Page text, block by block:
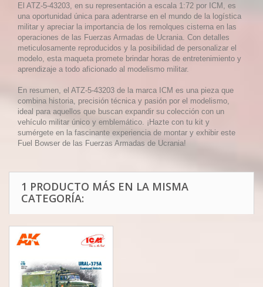
El ATZ-5-43203, en su representación a escala 1:72 por ICM, es
una oportunidad única para adentrarse en el mundo de la logística
militar y apreciar la importancia de los remolques cisterna en las
operaciones de las Fuerzas Armadas de Ucrania. Con detalles
meticulosamente reproducidos y la posibilidad de personalizar el
modelo, esta maqueta promete brindar horas de entretenimiento y
aprendizaje a todo aficionado al modelismo militar.
En resumen, el ATZ-5-43203 de la marca ICM es una pieza que
combina historia, precisión técnica y pasión por el modelismo,
ideal para aquellos que buscan expandir su colección con un
vehículo militar único y emblemático. ¡Hazte con tu kit y
sumérgete en la fascinante experiencia de montar y exhibir este
Fuel Bowser de las Fuerzas Armadas de Ucrania!
1 PRODUCTO MÁS EN LA MISMA
CATEGORÍA: